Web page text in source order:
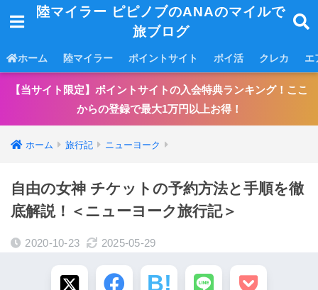
陸マイラー ピピノブのANAのマイルで
旅ブログ
ホーム 陸マイラー ポイントサイト ポイ活 クレカ エ
【当サイト限定】ポイントサイトの入会特典ランキング！ここ
からの登録で最大1万円以上お得！
ホーム 旅行記 ニューヨーク
自由の女神 チケットの予約方法と手順を徹
底解説！＜ニューヨーク旅行記＞
2020-10-23 2025-05-29